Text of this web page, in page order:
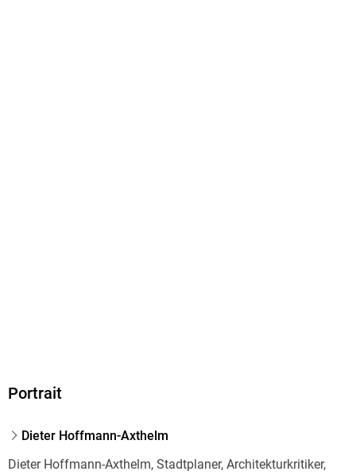
Portrait
Dieter Hoffmann-Axthelm
Dieter Hoffmann-Axthelm, Stadtplaner, Architekturkritiker,